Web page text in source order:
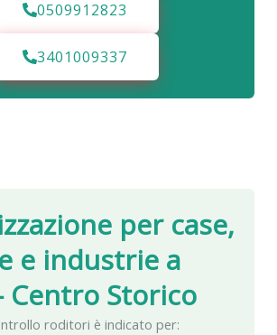
0509912823
3401009337
per case,
e industrie a
Centro Storico
roditori è indicato per: